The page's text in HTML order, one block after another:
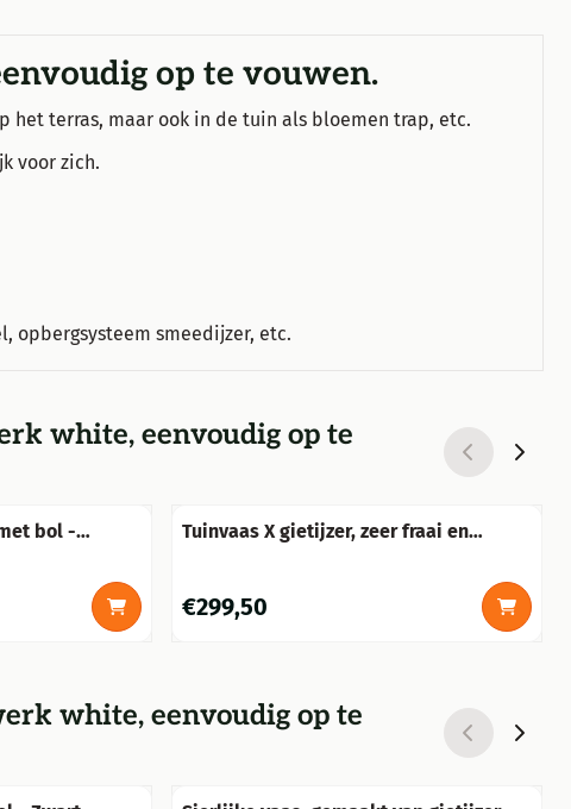
op te vouwen.
het terras, maar ook in de tuin als bloemen trap, etc.
voor zich.
opbergsysteem smeedijzer, etc.
white, eenvoudig op te
bol -
Tuinvaas X gietijzer, zeer fraai en
Prijs: 299,50
€299,50
white, eenvoudig op te